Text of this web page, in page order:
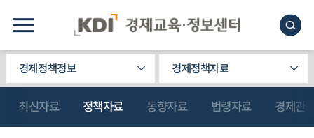
경제정책정보 경제정책자료
최신자료 정책자료 동향자료 법령자료 경제관